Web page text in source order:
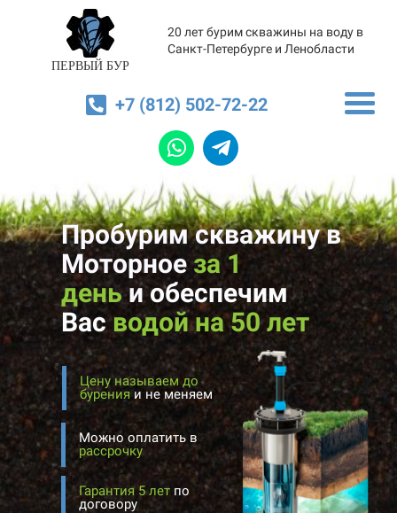
ПЕРВЫЙ БУР
20 лет бурим скважины на воду в
Санкт-Петербурге и Ленобласти
+7 (812) 502-72-22
Пробурим скважину в
Моторноеза 1
деньиобеспечим
Васводой на 50 лет
Цену называем до
буренияи не меняем
Можно оплатить в
рассрочку
Гарантия 5 лет по
договору